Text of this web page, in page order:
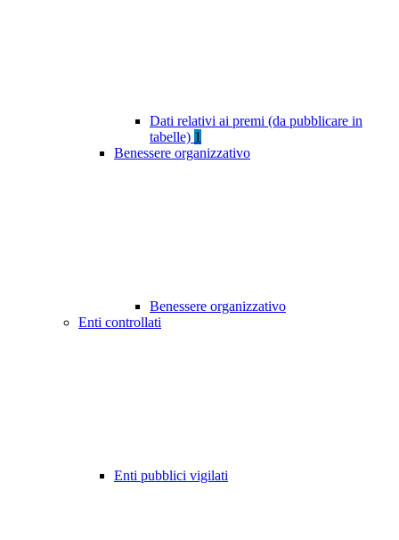
Dati relativi ai premi (da pubblicare in
tabelle) 1
Benessere organizzativo
Benessere organizzativo
Enti controllati
Enti pubblici vigilati